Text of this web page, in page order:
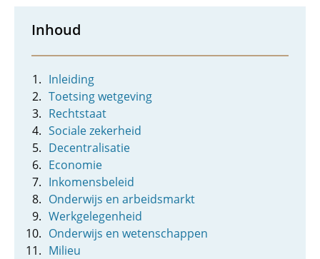
Inhoud
Inleiding
Toetsing wetgeving
Rechtstaat
Sociale zekerheid
Decentralisatie
Economie
Inkomensbeleid
Onderwijs en arbeidsmarkt
Werkgelegenheid
Onderwijs en wetenschappen
Milieu